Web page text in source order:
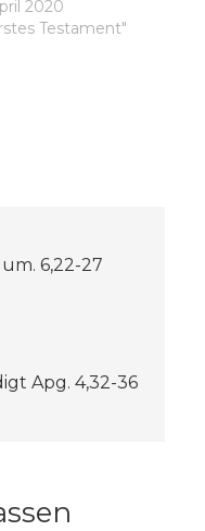
2020
Testament"
6,22-27
Apg. 4,32-36